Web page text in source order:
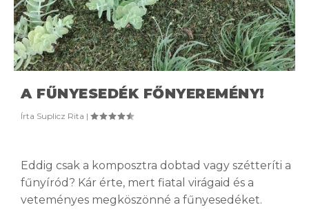
A FŰNYESEDÉK FŐNYEREMÉNY!
Írta Suplicz Rita |
Eddig csak a komposztra dobtad vagy szétteríti a
fűnyíród? Kár érte, mert fiatal virágaid és a
veteményes megköszönné a fűnyesedéket.